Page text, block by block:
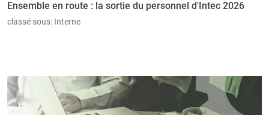
Ensemble en route : la sortie du personnel d'Intec 2026
classé sous: Interne